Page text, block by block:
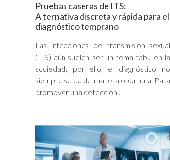
Pruebas caseras de ITS:
Alternativa discreta y rápida para el
diagnóstico temprano
Las infecciones de transmisión sexual
(ITS) aún suelen ser un tema tabú en la
sociedad; por ello, el diagnóstico no
siempre se da de manera oportuna. Para
promover una detección...